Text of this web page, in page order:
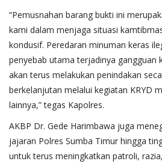
“Pemusnahan barang bukti ini
kami dalam menjaga situasi
kondusif. Peredaran minuman keras
penyebab utama terjadinya gangguan
akan terus melakukan penindakan
berkelanjutan melalui kegiatan KRYD
lainnya,” tegas Kapolres.
AKBP Dr. Gede Harimbawa juga
jajaran Polres Sumba Timur hingga
untuk terus meningkatkan patroli,